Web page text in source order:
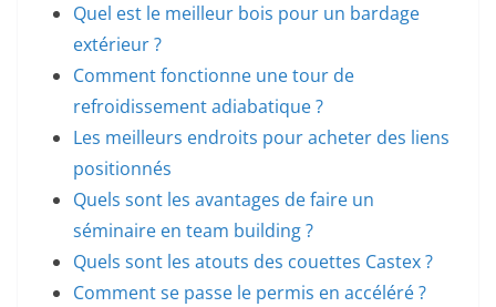
Quel est le meilleur bois pour un bardage
extérieur ?
Comment fonctionne une tour de
refroidissement adiabatique ?
Les meilleurs endroits pour acheter des liens
positionnés
Quels sont les avantages de faire un
séminaire en team building ?
Quels sont les atouts des couettes Castex ?
Comment se passe le permis en accéléré ?